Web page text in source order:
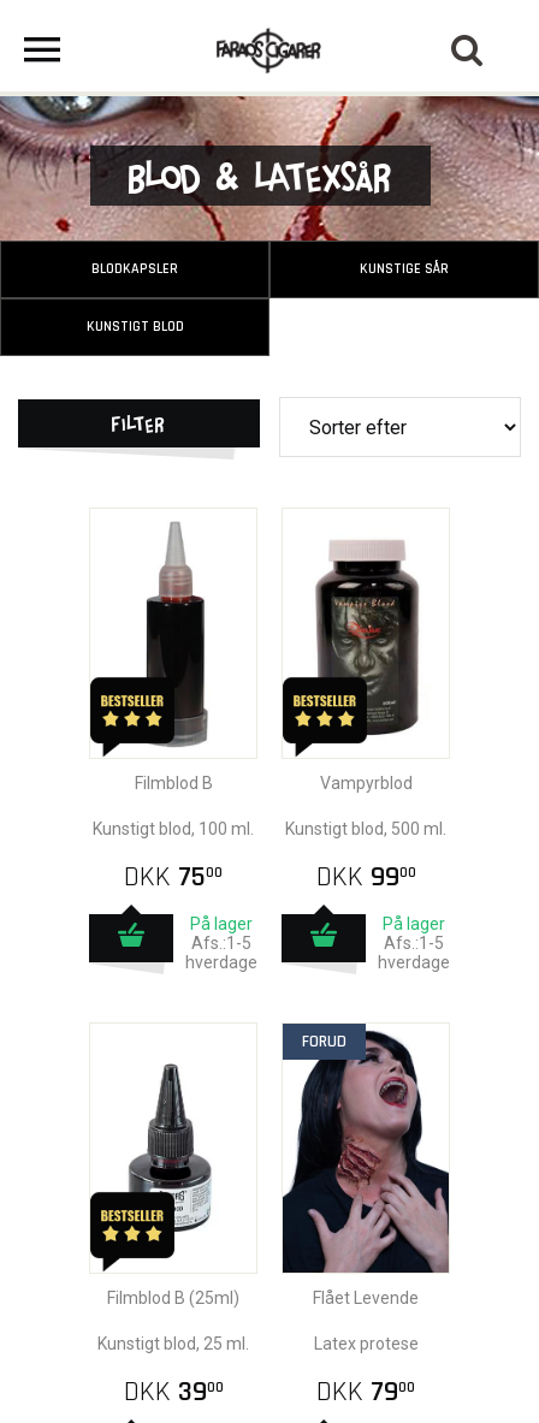
Blod & Latexsår
BLODKAPSLER KUNSTIGE SÅR
KUNSTIGT BLOD
Filter
Filmblod B
Kunstigt blod, 100 ml.
DKK 7500
På lager
Afs.:1-5
hverdage
Vampyrblod
Kunstigt blod, 500 ml.
DKK 9900
På lager
Afs.:1-5
hverdage
Filmblod B (25ml)
Kunstigt blod, 25 ml.
DKK 3900
FORUD
Flået Levende
Latex protese
DKK 7900